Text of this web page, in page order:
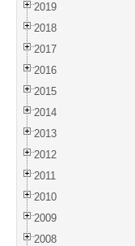
2019
2018
2017
2016
2015
2014
2013
2012
2011
2010
2009
2008